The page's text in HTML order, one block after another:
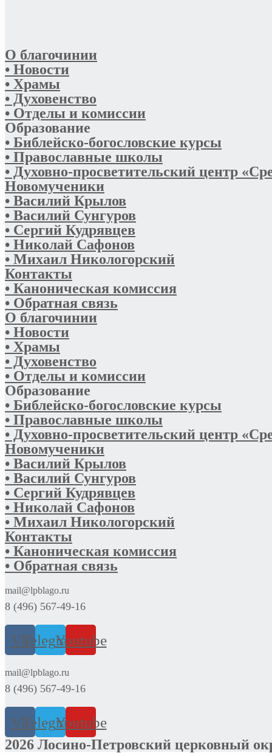
О благочинии
• Новости
• Храмы
• Духовенство
• Отделы и комиссии
Образование
• Библейско-богословские курсы
• Православные школы
• Духовно-просветительский центр
Новомученики
• Василий Крылов
• Василий Сунгуров
• Сергий Кудрявцев
• Николай Сафонов
• Михаил Никологорский
Контакты
• Каноническая комиссия
• Обратная связь
О благочинии
• Новости
• Храмы
• Духовенство
• Отделы и комиссии
Образование
• Библейско-богословские курсы
• Православные школы
• Духовно-просветительский центр
Новомученики
• Василий Крылов
• Василий Сунгуров
• Сергий Кудрявцев
• Николай Сафонов
• Михаил Никологорский
Контакты
• Каноническая комиссия
• Обратная связь
mail@lpblago.ru
8 (496) 567-49-16
VkTelegramYoutube
mail@lpblago.ru
8 (496) 567-49-16
VkTelegramYoutube
2026 Лосино-Петровский церковный